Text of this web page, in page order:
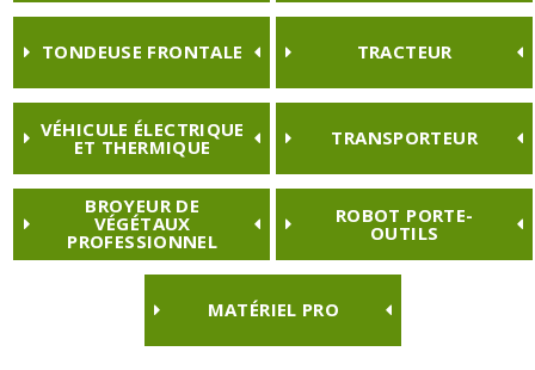
TONDEUSE FRONTALE TRACTEUR
VÉHICULE ÉLECTRIQUE
ET THERMIQUE TRANSPORTEUR
BROYEUR DE
VÉGÉTAUX
PROFESSIONNEL
ROBOT PORTE-
OUTILS
MATÉRIEL PRO